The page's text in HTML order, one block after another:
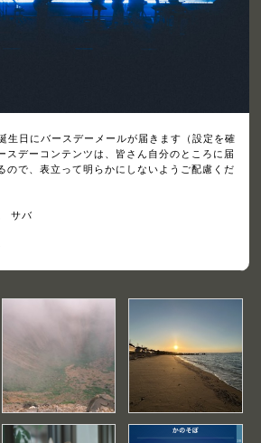
生日にバースデーメールが届きます（設定を確
スデーコンテンツは、皆さん自分のところに届
ので、表立って明らかにしないようご配慮くだ
サバ